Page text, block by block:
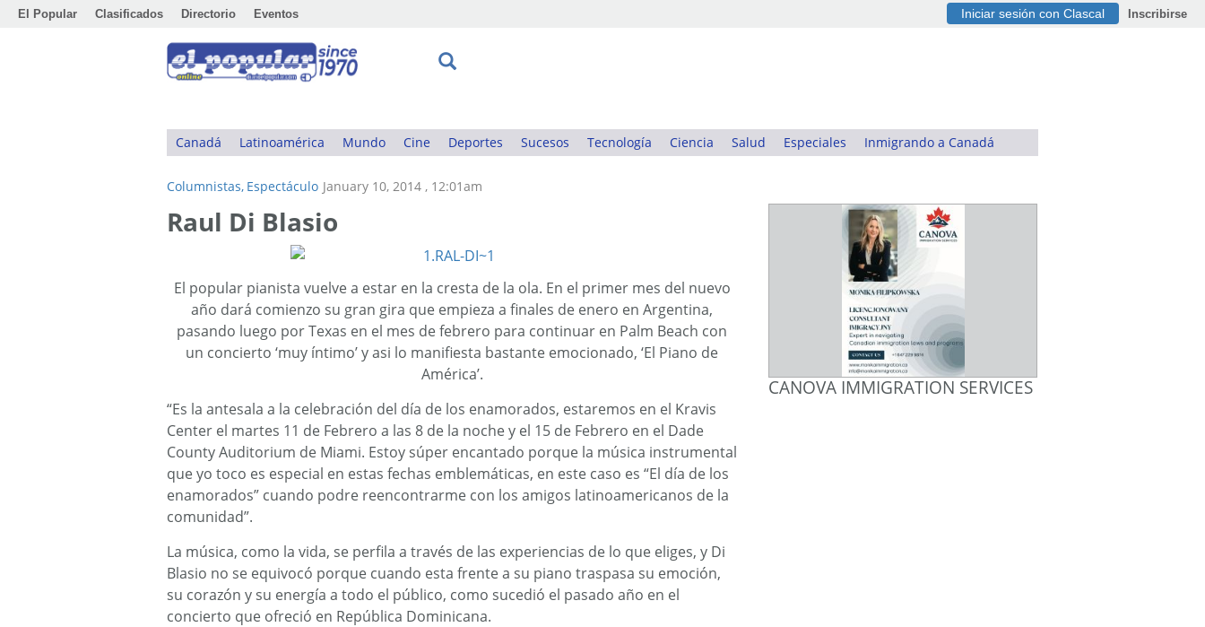
El Popular Clasificados Directorio Eventos Iniciar sesión con Clascal Inscribirse
Canadá Latinoamérica Mundo Cine Deportes Sucesos Tecnología Ciencia Salud Especiales Inmigrando a Canadá
Columnistas, Espectáculo January 10, 2014 , 12:01am
Raul Di Blasio
El popular pianista vuelve a estar en la cresta de la ola. En el primer mes del nuevo
año dará comienzo su gran gira que empieza a finales de enero en Argentina,
pasando luego por Texas en el mes de febrero para continuar en Palm Beach con
un concierto ‘muy íntimo’ y asi lo manifiesta bastante emocionado, ‘El Piano de
América’.
“Es la antesala a la celebración del día de los enamorados, estaremos en el Kravis
Center el martes 11 de Febrero a las 8 de la noche y el 15 de Febrero en el Dade
County Auditorium de Miami. Estoy súper encantado porque la música instrumental
que yo toco es especial en estas fechas emblemáticas, en este caso es “El día de los
enamorados” cuando podre reencontrarme con los amigos latinoamericanos de la
comunidad”.
La música, como la vida, se perfila a través de las experiencias de lo que eliges, y Di
Blasio no se equivocó porque cuando esta frente a su piano traspasa su emoción,
su corazón y su energía a todo el público, como sucedió el pasado año en el
concierto que ofreció en República Dominicana.
CANOVA IMMIGRATION SERVICES